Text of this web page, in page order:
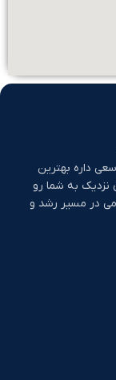
داره بهترین
به شما رو
در مسیر رشد و